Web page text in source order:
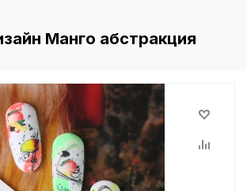
Манго абстракция